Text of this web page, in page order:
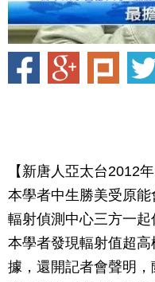
【新唐人亞太台2012
本學者中生勝美受原能
輻射偵測中心三方一
本學者發現輻射值超
據，還開記者會聲明